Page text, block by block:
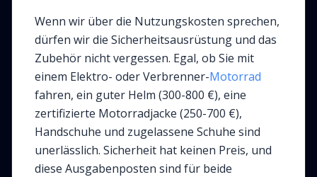
Wenn wir über die Nutzungskosten sprechen,
dürfen wir die Sicherheitsausrüstung und das
Zubehör nicht vergessen. Egal, ob Sie mit
einem Elektro- oder Verbrenner-Motorrad
fahren, ein guter Helm (300-800 €), eine
zertifizierte Motorradjacke (250-700 €),
Handschuhe und zugelassene Schuhe sind
unerlässlich. Sicherheit hat keinen Preis, und
diese Ausgabenposten sind für beide